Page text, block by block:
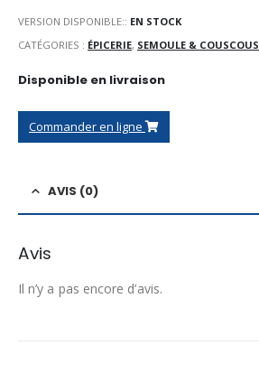
VERSION DISPONIBLE:: EN STOCK
CATÉGORIES : ÉPICERIE, SEMOULE & COUSCOUS
Disponible en livraison
Commander en ligne
AVIS (0)
Avis
Il n’y a pas encore d’avis.